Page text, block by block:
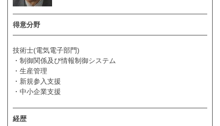
得意分野
技術士(電気電子部門)
・制御関係及び情報制御システム
・生産管理
・新規参入支援
・中小企業支援
経歴